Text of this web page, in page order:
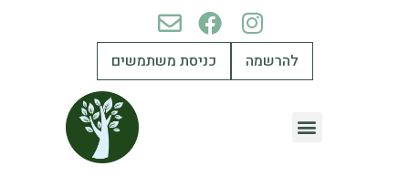
להרשמה כניסת משתמשים